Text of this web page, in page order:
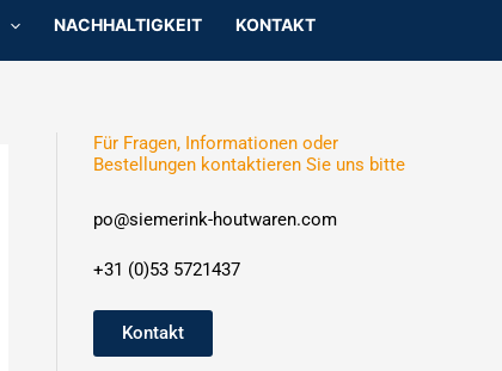
NACHHALTIGKEIT KONTAKT
Für Fragen, Informationen oder
Bestellungen kontaktieren Sie uns bitte
po@siemerink-houtwaren.com
+31 (0)53 5721437
Kontakt